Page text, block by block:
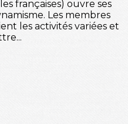
françaises) ouvre ses
Les membres
les activités variées et